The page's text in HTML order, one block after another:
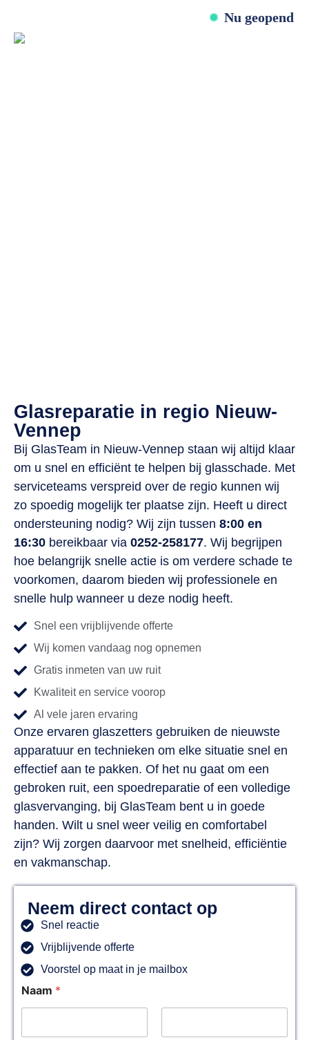
Nu geopend
Glasreparatie in regio Nieuw-
Vennep
Bij GlasTeam in Nieuw-Vennep staan wij altijd klaar
om u snel en efficiënt te helpen bij glasschade. Met
serviceteams verspreid over de regio kunnen wij
zo spoedig mogelijk ter plaatse zijn. Heeft u direct
ondersteuning nodig? Wij zijn tussen 8:00 en
16:30 bereikbaar via 0252-258177. Wij begrijpen
hoe belangrijk snelle actie is om verdere schade te
voorkomen, daarom bieden wij professionele en
snelle hulp wanneer u deze nodig heeft.
Snel een vrijblijvende offerte
Wij komen vandaag nog opnemen
Gratis inmeten van uw ruit
Kwaliteit en service voorop
Al vele jaren ervaring
Onze ervaren glaszetters gebruiken de nieuwste
apparatuur en technieken om elke situatie snel en
effectief aan te pakken. Of het nu gaat om een
gebroken ruit, een spoedreparatie of een volledige
glasvervanging, bij GlasTeam bent u in goede
handen. Wilt u snel weer veilig en comfortabel
zijn? Wij zorgen daarvoor met snelheid, efficiëntie
en vakmanschap.
Neem direct contact op
Snel reactie
Vrijblijvende offerte
Voorstel op maat in je mailbox
Naam *